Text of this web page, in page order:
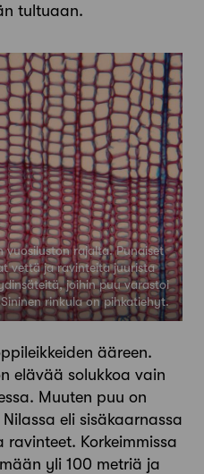
tultuaan.
vuosiluston rajalta. Punaiset
vettä ja ravinteita juurista
joihin puu varastoi
rinkula on pihkatiehyt.
ääreen.
elävää solukkoa vain
Muuten puu on
eli sisäkaarnassa
Korkeimmissa
yli 100 metriä ja